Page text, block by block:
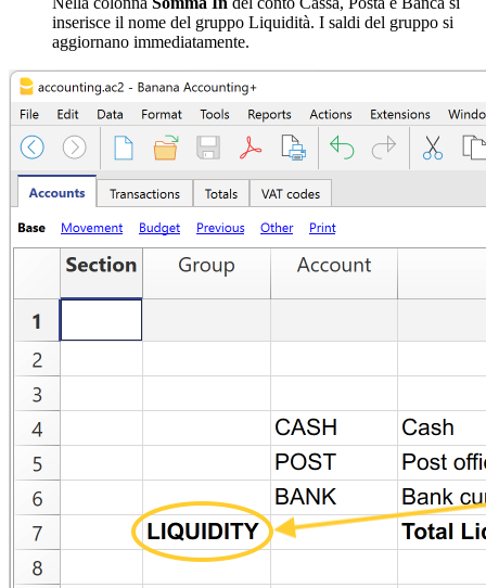
inserisce il nome del gruppo Liquidità. I saldi del gruppo si
aggiornano immediatamente.